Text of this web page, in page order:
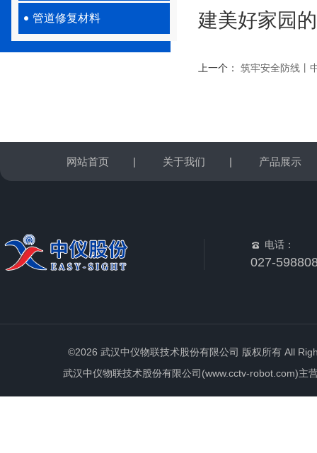
管道修复材料
建美好家园
上一个： 筑牢安全防线丨
网站首页 | 关于我们 | 产品展示
电话：
027-
©2026 武汉中仪物联技术股份有限公司 版权所有 All
武汉中仪物联技术股份有限公司(www.cctv-robot.com)主